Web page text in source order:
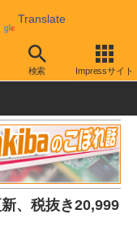
Translate
検索 Impressサイト
特価情報
、税抜き20,999